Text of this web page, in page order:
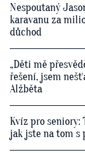
Nespoutaný
karavanu za
důchod
„Děti mě
řešení, jsem
Alžběta
Kvíz pro
jak jste na tom s